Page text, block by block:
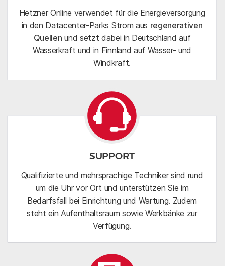
Hetzner Online verwendet für die Energieversorgung
in den Datacenter-Parks Strom aus regenerativen
Quellen und setzt dabei in Deutschland auf
Wasserkraft und in Finnland auf Wasser- und
Windkraft.
SUPPORT
Qualifizierte und mehrsprachige Techniker sind rund
um die Uhr vor Ort und unterstützen Sie im
Bedarfsfall bei Einrichtung und Wartung. Zudem
steht ein Aufenthaltsraum sowie Werkbänke zur
Verfügung.